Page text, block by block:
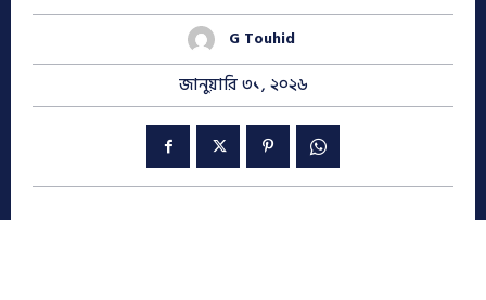
G Touhid
জানুয়ারি ৩১, ২০২৬